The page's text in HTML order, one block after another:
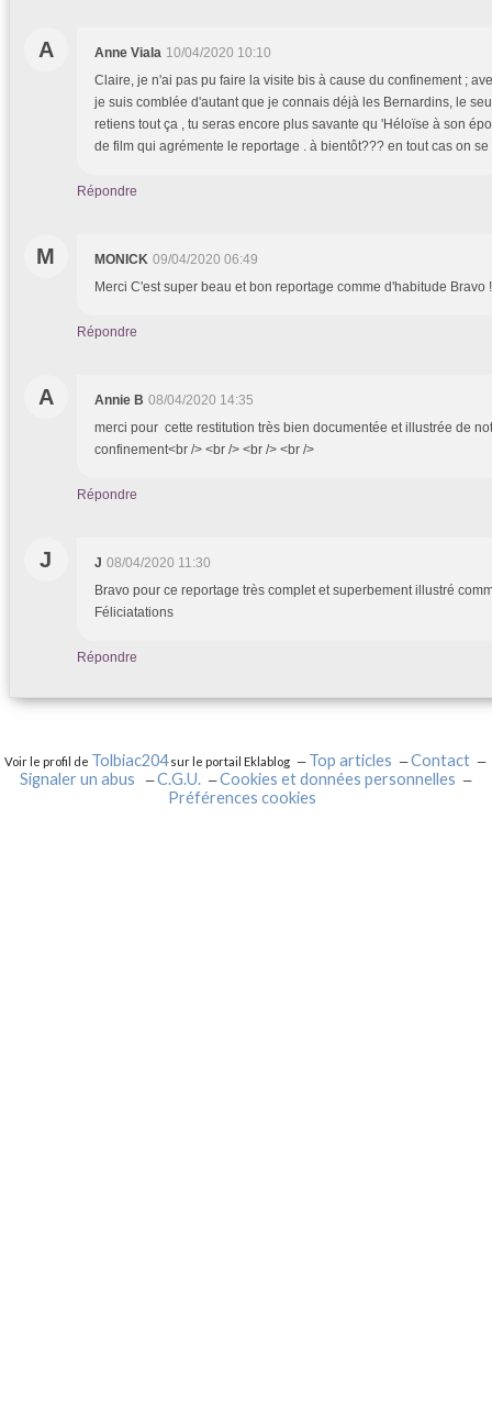
A Anne Viala 10/04/2020 10:10
Claire, je n'ai pas pu faire la visite bis à cause du confinement ;
je suis comblée d'autant que je connais déjà les Bernardins, le
retiens tout ça , tu seras encore plus savante qu 'Héloïse à son
de film qui agrémente le reportage . à bientôt??? en tout cas on
Répondre
M MONICK 09/04/2020 06:49
Merci C'est super beau et bon reportage comme d'habitude
Répondre
A Annie B 08/04/2020 14:35
merci pour cette restitution très bien documentée et illustrée de
confinement<br /> <br /> <br /> <br />
Répondre
J J 08/04/2020 11:30
Bravo pour ce reportage très complet et superbement illustré
Féliciatations
Répondre
Voir le profil de Tolbiac204sur le portail Eklablog Top articles
Contact
Signaler un abus
C.G.U.
Cookies et données personnelles
Préférences cookies